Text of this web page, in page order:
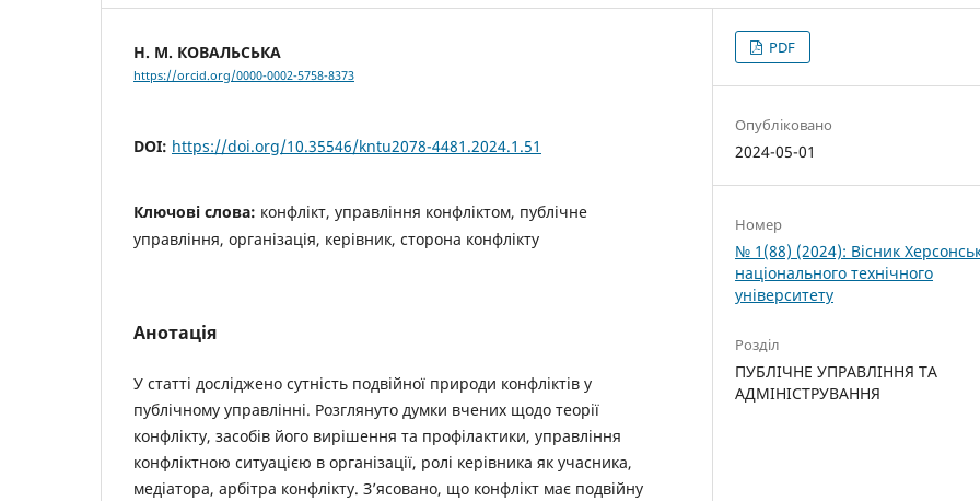
Н. М. КОВАЛЬСЬКА
https://orcid.org/0000-0002-5758-8373
DOI: https://doi.org/10.35546/kntu2078-4481.2024.1.51
Ключові слова: конфлікт, управління конфліктом, публічне
управління, організація, керівник, сторона конфлікту
Анотація
У статті досліджено сутність подвійної природи конфліктів у
публічному управлінні. Розглянуто думки вчених щодо теорії
конфлікту, засобів його вирішення та профілактики, управління
конфліктною ситуацією в організації, ролі керівника як учасника,
медіатора, арбітра конфлікту. З’ясовано, що конфлікт має подвійну
PDF
Опубліковано
2024-05-01
Номер
№ 1(88) (2024): Вісник
національного технічного
університету
Розділ
ПУБЛІЧНЕ УПРАВЛІННЯ ТА
АДМІНІСТРУВАННЯ